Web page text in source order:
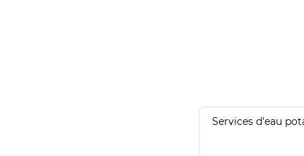
Services d'eau